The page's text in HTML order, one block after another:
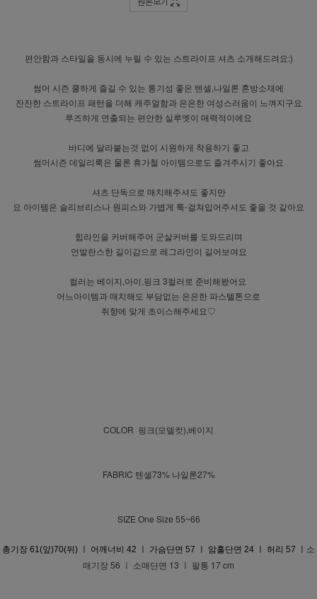
편안함과 스타일을 동시에 누릴 수 있는 스트라이프 셔츠 소개해드려요:)
썸머 시즌 쿨하게 즐길 수 있는 통기성 좋은 텐셀,나일론 혼방소재에
잔잔한 스트라이프 패턴을 더해 캐주얼함과 은은한 여성스러움이 느껴지구요
루즈하게 연출되는 편안한 실루엣이 매력적이에요
바디에 달라붙는것 없이 시원하게 착용하기 좋고
썸머시즌 데일리룩은 물론 휴가철 아이템으로도 즐겨주시기 좋아요
셔츠 단독으로 매치해주셔도 좋지만
요 아이템은 슬리브리스나 원피스와 가볍게 툭-걸쳐입어주셔도 좋을 것 같아요
힙라인을 커버해주어 군살커버를 도와드리며
언발란스한 길이감으로 레그라인이 길어보여요
컬러는 베이지,아이,핑크 3컬러로 준비해봤어요
어느아이템과 매치해도 부담없는 은은한 파스텔톤으로
취향에 맞게 초이스해주세요♡
COLOR 핑크(모델컷),베이지
FABRIC 텐셀73% 나일론27%
SIZE One Size 55~66
총기장 61(앞)70(뒤) ㅣ 어깨너비 42 ㅣ 가슴단면 57 ㅣ 암홀단면 24 ㅣ 허리 57 ㅣ 소
매기장 56 ㅣ 소매단면 13 ㅣ 팔통 17 cm